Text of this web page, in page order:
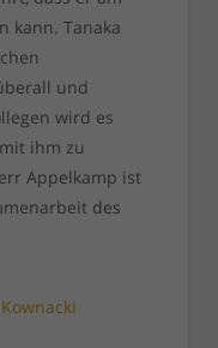
kann. Tanaka
und
wird es
ihm zu
Appelkamp ist
des